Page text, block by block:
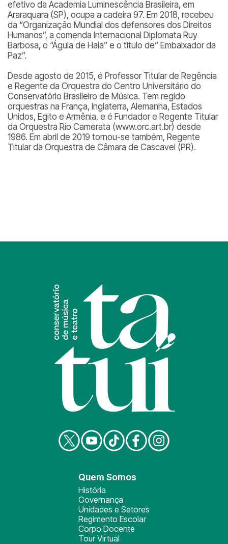
efetivo da Academia Luminescência Brasileira, em
Araraquara (SP), ocupa a cadeira 97. Em 2018, recebeu
da “Organização Mundial dos defensores dos Direitos
Humanos”, a comenda Internacional Diplomata Ruy
Barbosa, o “Águia de Haia” e o título de” Embaixador da
Paz”.
Desde agosto de 2015, é Professor Titular de Regência
e Regente da Orquestra do Centro Universitário do
Conservatório Brasileiro de Música. Tem regido
orquestras na França, Inglaterra, Alemanha, Estados
Unidos, Egito e Armênia, e é Fundador e Regente Titular
da Orquestra Rio Camerata (www.orc.art.br) desde
1986. Em abril de 2019 tornou-se também, Regente
Titular da Orquestra de Câmara de Cascavel (PR).
Quem Somos
História
Governança
Unidades e Setores
Regimento Escolar
Corpo Docente
Tour Virtual